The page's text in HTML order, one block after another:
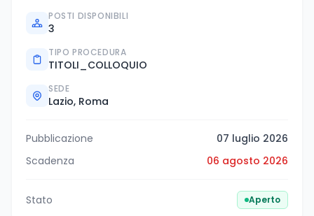
POSTI DISPONIBILI
3
TIPO PROCEDURA
TITOLI_COLLOQUIO
SEDE
Lazio, Roma
Pubblicazione
07 luglio 2026
Scadenza
06 agosto 2026
Stato Aperto